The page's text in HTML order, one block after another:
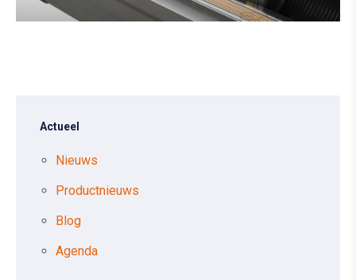
Actueel
Nieuws
Productnieuws
Blog
Agenda